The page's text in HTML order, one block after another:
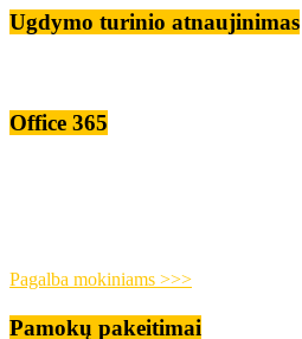
Ugdymo turinio atnaujinimas
Office 365
Pagalba mokiniams >>>
Pamokų pakeitimai